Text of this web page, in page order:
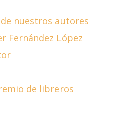
nuestros autores
Fernández López
de libreros